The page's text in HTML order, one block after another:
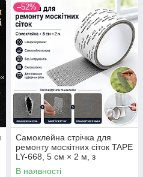
–52%
Самоклейна стрічка для
ремонту москітних сіток TAPE
LY-668, 5 см × 2 м, з
фібергласу
В наявності